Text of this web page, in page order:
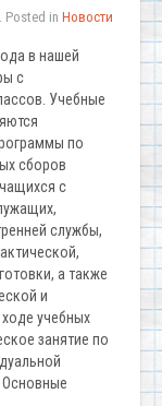
. Posted in Новости
в нашей
с
Учебные
по
сборов
с
службы,
а также
и
учебных
занятие по